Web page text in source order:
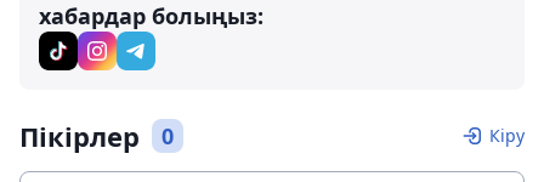
хабардар болыңыз:
Пікірлер 0 Кіру